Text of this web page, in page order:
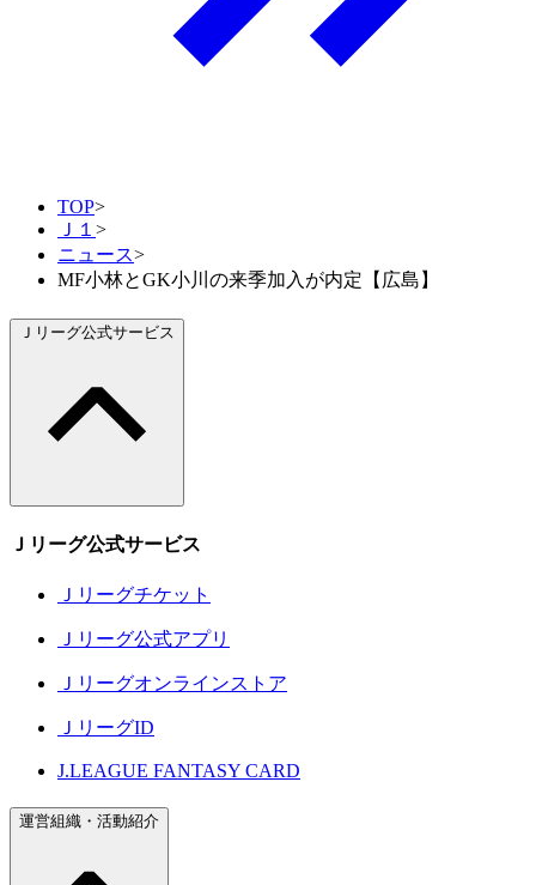
TOP>
Ｊ１ >
ニュース>
MF小林とGK小川の来季加入が内定【広島】
Ｊリーグ公式サービス
Ｊリーグ公式サービス
Ｊリーグチケット
Ｊリーグ公式アプリ
Ｊリーグオンラインストア
ＪリーグID
J.LEAGUE FANTASY CARD
運営組織・活動紹介